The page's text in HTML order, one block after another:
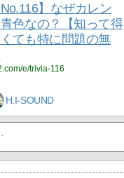
】なぜカレン
色なの？【知って得
ても特に問題の無
e/trivia-116
H.I-SOUND